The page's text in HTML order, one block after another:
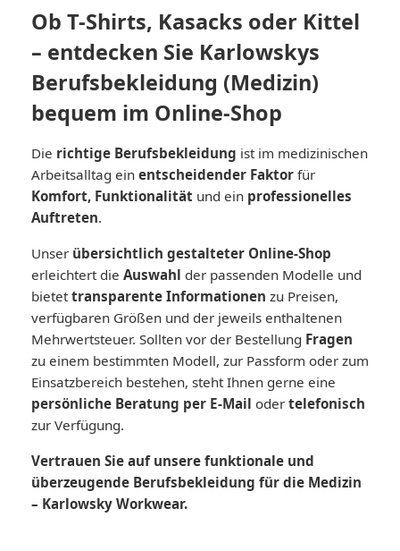
Ob T-Shirts, Kasacks oder Kittel
– entdecken Sie Karlowskys
Berufsbekleidung (Medizin)
bequem im Online-Shop
Die richtige Berufsbekleidung ist im medizinischen
Arbeitsalltag ein entscheidender Faktor für
Komfort, Funktionalität und ein professionelles
Auftreten.
Unser übersichtlich gestalteter Online-Shop
erleichtert die Auswahl der passenden Modelle und
bietet transparente Informationen zu Preisen,
verfügbaren Größen und der jeweils enthaltenen
Mehrwertsteuer. Sollten vor der Bestellung Fragen
zu einem bestimmten Modell, zur Passform oder zum
Einsatzbereich bestehen, steht Ihnen gerne eine
persönliche Beratung per E-Mail oder telefonisch
zur Verfügung.
Vertrauen Sie auf unsere funktionale und
überzeugende Berufsbekleidung für die Medizin
– Karlowsky Workwear.